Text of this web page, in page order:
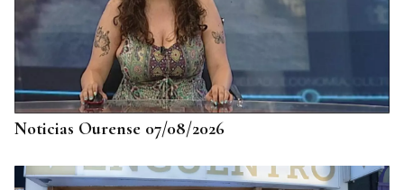
Noticias Ourense 07/08/2026